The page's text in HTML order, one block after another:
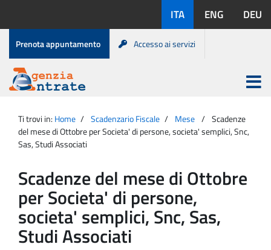
contenuto
disponibili:
ITA ENG DEU
Menu
di
servizio
Prenota appuntamento Accesso ai servizi
Agenzia
Entrate
Apri
menu
principale
Ti trovi in: Home Scadenzario Fiscale Mese
Scadenze
del mese di Ottobre per Societa' di persone, societa' semplici, Snc,
Sas, Studi Associati
Scadenze del mese di Ottobre
per Societa' di persone,
societa' semplici, Snc, Sas,
Studi Associati